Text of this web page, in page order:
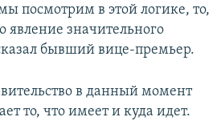
посмотрим в этой логике, то,
явление значительного
бывший вице-премьер.
в данный момент
то, что имеет и куда идет.